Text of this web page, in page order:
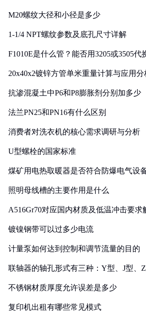
M20螺纹大径和小径是多少
1-1/4 NPT螺纹参数及底孔尺寸详解
F1010E是什么管？能否用3205或3505代
20x40x2镀锌方管单米重量计算与应用分
抗渗混凝土中P6和P8膨胀剂分别加多少
法兰PN25和PN16有什么区别
消费者对洗衣机的核心需求调研与分析
U型螺栓的国家标准
煤矿用电热取暖器是否符合防爆电气设
照明母线槽的主要作用是什么
A516Gr70对应国内材质及低温冲击要求
镀镍钢带可以过多少电流
计量泵如何达到控制和调节流量的目的
联轴器的轴孔形式有三种：Y型、J型、
不锈钢材质厚度允许误差是多少
复印机出租有哪些常见模式